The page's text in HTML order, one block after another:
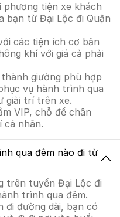
tiện xe khách
bạn từ Đại Lộc đi Quận
các tiện ích cơ bản
khí với giá cả phải
giường phù hợp
vụ hành trình qua
giải trí trên xe.
VIP, chỗ để chân
cá nhân.
qua đêm nào đi từ
trên tuyến Đại Lộc đi
trình qua đêm.
đường dài, bạn có